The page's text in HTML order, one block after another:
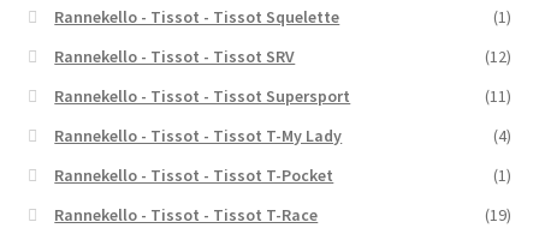
Rannekello - Tissot - Tissot Squelette
(1)
Rannekello - Tissot - Tissot SRV
(12)
Rannekello - Tissot - Tissot Supersport
(11)
Rannekello - Tissot - Tissot T-My Lady
(4)
Rannekello - Tissot - Tissot T-Pocket
(1)
Rannekello - Tissot - Tissot T-Race
(19)